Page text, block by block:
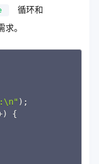
循环和
。
) ;
)
{